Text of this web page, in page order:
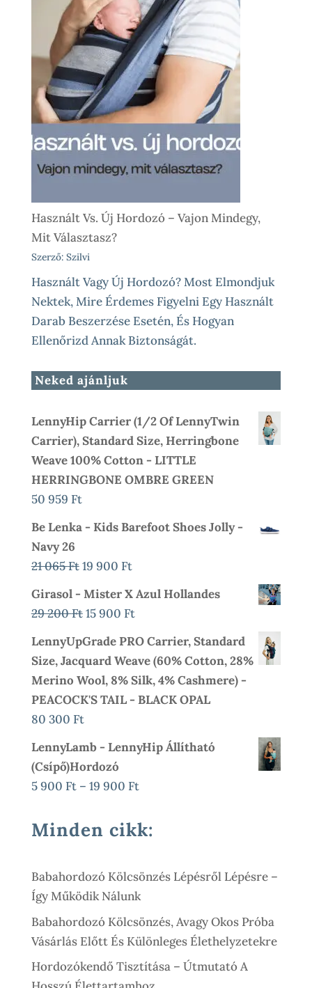
Használt Vs. Új Hordozó – Vajon Mindegy,
Mit Választasz?
Szerző: Szilvi
Használt Vagy Új Hordozó? Most Elmondjuk
Nektek, Mire Érdemes Figyelni Egy Használt
Darab Beszerzése Esetén, És Hogyan
Ellenőrizd Annak Biztonságát.
Neked ajánljuk
LennyHip Carrier (1/2 Of LennyTwin
Carrier), Standard Size, Herringbone
Weave 100% Cotton - LITTLE
HERRINGBONE OMBRE GREEN
50 959 Ft
Be Lenka - Kids Barefoot Shoes Jolly -
Navy 26
21 065FtOriginal
065 Ft.
19 900 FtCurrent
900 Ft.
Girasol - Mister X Azul Hollandes
29 200FtOriginal
29
200 Ft.
15 900 FtCurrent
900 Ft.
LennyUpGrade PRO Carrier, Standard
Size, Jacquard Weave (60% Cotton, 28%
Merino Wool, 8% Silk, 4% Cashmere) -
PEACOCK'S TAIL - BLACK OPAL
80 300 Ft
LennyLamb - LennyHip Állítható
(csípő)hordozó
5 900 Ft – 19 900 FtÁrtartomány:
900 Ft
900 Ft
Minden cikk:
Babahordozó Kölcsönzés Lépésről Lépésre –
Így Működik Nálunk
Babahordozó Kölcsönzés, Avagy Okos Próba
Vásárlás Előtt És Különleges Élethelyzetekre
Hordozókendő Tisztítása – Útmutató A